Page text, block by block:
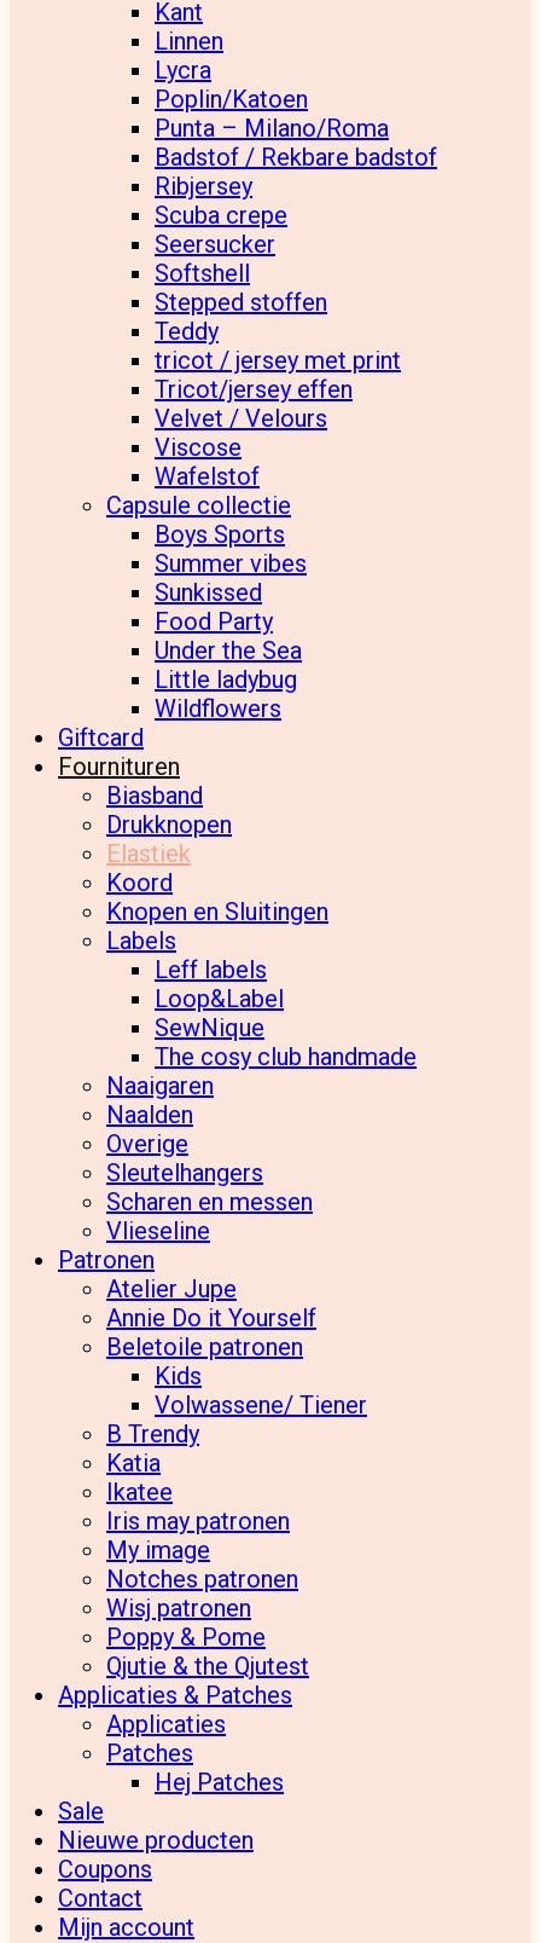
Kant
Linnen
Lycra
Poplin/Katoen
Punta – Milano/Roma
Badstof / Rekbare badstof
Ribjersey
Scuba crepe
Seersucker
Softshell
Stepped stoffen
Teddy
tricot / jersey met print
Tricot/jersey effen
Velvet / Velours
Viscose
Wafelstof
Capsule collectie
Boys Sports
Summer vibes
Sunkissed
Food Party
Under the Sea
Little ladybug
Wildflowers
Giftcard
Fournituren
Biasband
Drukknopen
Elastiek
Koord
Knopen en Sluitingen
Labels
Leff labels
Loop&Label
SewNique
The cosy club handmade
Naaigaren
Naalden
Overige
Sleutelhangers
Scharen en messen
Vlieseline
Patronen
Atelier Jupe
Annie Do it Yourself
Beletoile patronen
Kids
Volwassene/ Tiener
B Trendy
Katia
Ikatee
Iris may patronen
My image
Notches patronen
Wisj patronen
Poppy & Pome
Qjutie & the Qjutest
Applicaties & Patches
Applicaties
Patches
Hej Patches
Sale
Nieuwe producten
Coupons
Contact
Mijn account